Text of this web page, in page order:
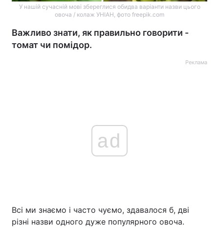
У нашій сучасній мові збереглися обидва варіанти назви цього
овоча / колаж УНІАН, фото freepik.com
Важливо знати, як правильно говорити -
томат чи помідор.
Реклама
ad
Всі ми знаємо і часто чуємо, здавалося б, дві
різні назви одного дуже популярного овоча.